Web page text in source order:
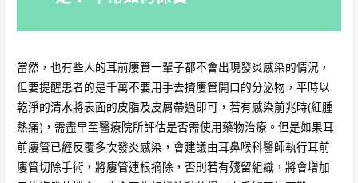
當然，也有些人的耳前廔管一輩子都不會出現發炎感染的情況，
但要提醒患者的是千萬不要用手去擠廔管開口的分泌物，平時以
乾淨的清水將表面的皮脂及皮屑帶過即可，若有感染前兆時(紅腫
熱痛)，需盡早至醫療院所評估是否需使用藥物治療。但是如果耳
前廔管已經反覆多次發炎感染，會建議由耳鼻喉科醫師執行耳前
廔管切除手術，將廔管連根摘除，否則若有殘留組織，將會增加